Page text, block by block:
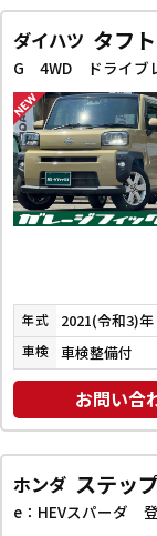
ダイハツ タフト
年式 2021(令和3)年
車検 車検整備付
お問い合
ホンダ ステッ